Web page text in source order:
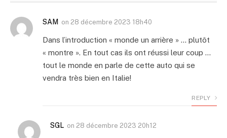
SAM on 28 décembre 2023 18h40
Dans l’introduction « monde un arrière » … plutôt
« montre ». En tout cas ils ont réussi leur coup …
tout le monde en parle de cette auto qui se
vendra très bien en Italie!
REPLY
SGL on 28 décembre 2023 20h12